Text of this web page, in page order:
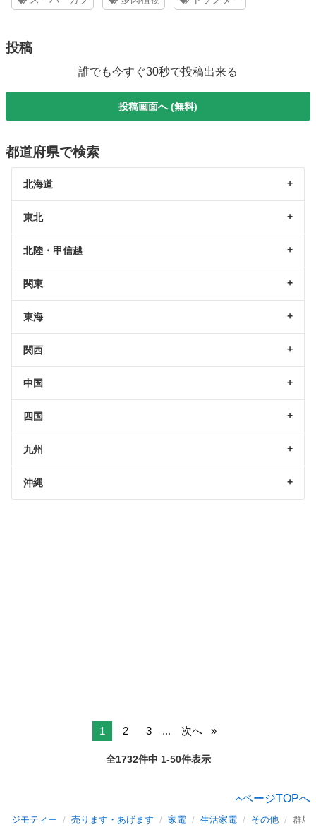
投稿
誰でも今すぐ30秒で投稿出来る
投稿画面へ (無料)
都道府県で検索
北海道
東北
北陸・甲信越
関東
東海
関西
中国
四国
九州
沖縄
1 2 3 ... 次へ
全1732件中 1-50件表示
ページTOPへ
ジモティー 売ります・あげます 家電 生活家電 その他 群馬